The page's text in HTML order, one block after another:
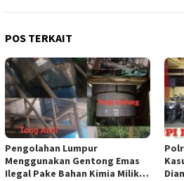
POS TERKAIT
Pengolahan Lumpur
Menggunakan Gentong Emas
Ilegal Pake Bahan Kimia Milik